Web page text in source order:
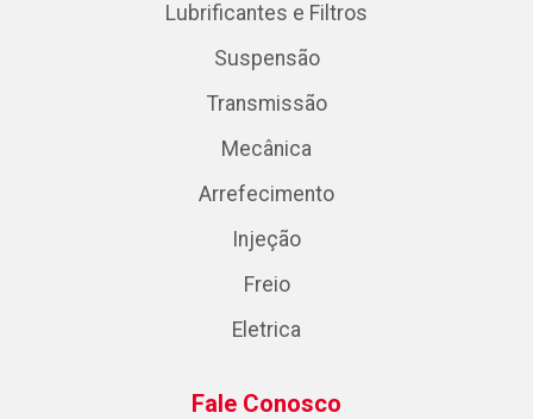
Lubrificantes e Filtros
Suspensão
Transmissão
Mecânica
Arrefecimento
Injeção
Freio
Eletrica
Fale Conosco